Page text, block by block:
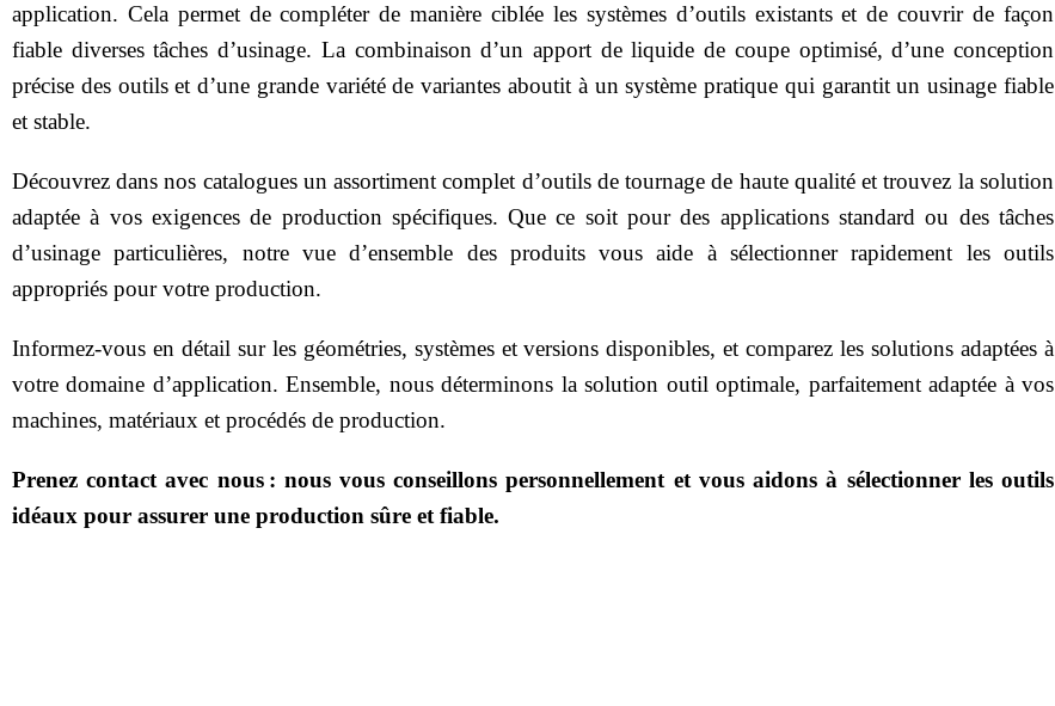
application. Cela permet de compléter de manière ciblée les systèmes d’outils existants et de couvrir de façon
fiable diverses tâches d’usinage. La combinaison d’un apport de liquide de coupe optimisé, d’une conception
précise des outils et d’une grande variété de variantes aboutit à un système pratique qui garantit un usinage fiable
et stable.
Découvrez dans nos catalogues un assortiment complet d’outils de tournage de haute qualité et trouvez la solution
adaptée à vos exigences de production spécifiques. Que ce soit pour des applications standard ou des tâches
d’usinage particulières, notre vue d’ensemble des produits vous aide à sélectionner rapidement les outils
appropriés pour votre production.
Informez‑vous en détail sur les géométries, systèmes et versions disponibles, et comparez les solutions adaptées à
votre domaine d’application. Ensemble, nous déterminons la solution outil optimale, parfaitement adaptée à vos
machines, matériaux et procédés de production.
Prenez contact avec nous : nous vous conseillons personnellement et vous aidons à sélectionner les outils
idéaux pour assurer une production sûre et fiable.
Deutsch English